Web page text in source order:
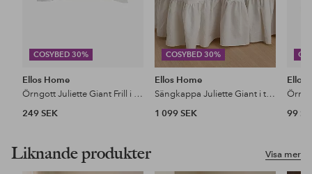
COSYBED 30%
Ellos Home
Örngott Juliette Giant Frill i tvättad bomull
249 SEK
COSYBED 30%
Ellos Home
Sängkappa Juliette Giant i tvättad bomull 60 cm
1 099 SEK
Ellos
99
Visa mer
Liknande produkter